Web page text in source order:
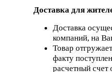
Доставка для
Доставка
компаний, на
Товар
факту
расчетный счет